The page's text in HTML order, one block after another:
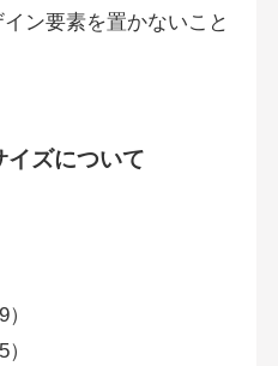
ン要素を置かないこと
イズについて